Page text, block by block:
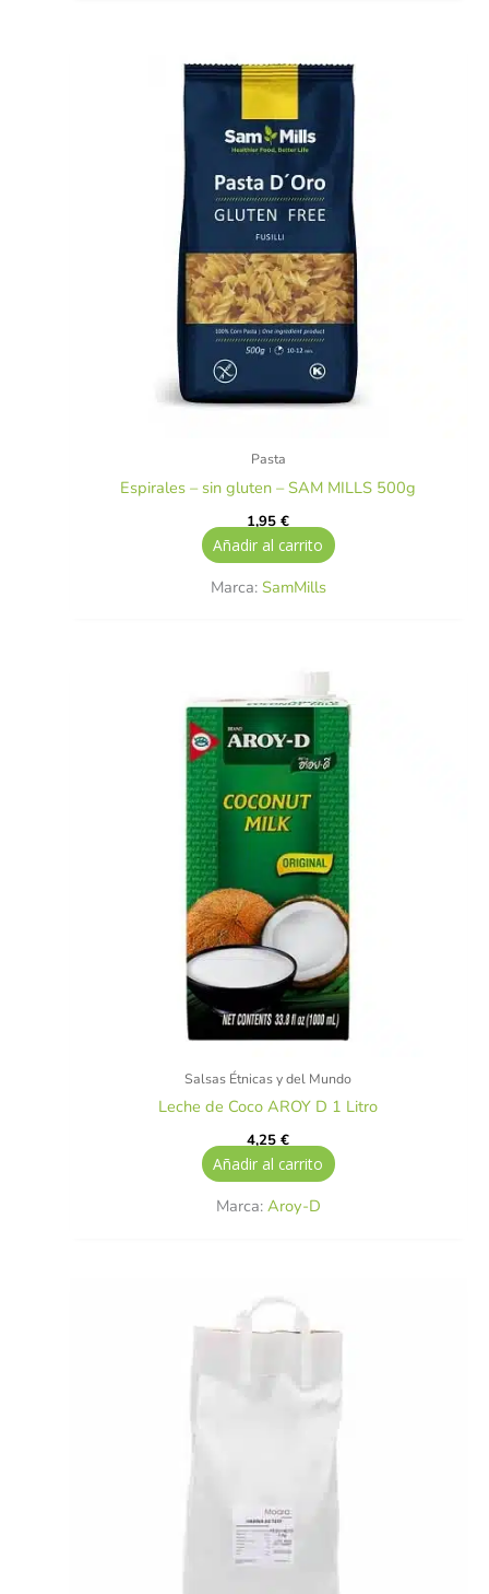
Pasta
Espirales – sin gluten – SAM MILLS 500g
1,95€
Añadir al carrito
Marca: SamMills
Salsas Étnicas y del Mundo
Leche de Coco AROY D 1 Litro
4,25€
Añadir al carrito
Marca: Aroy-D